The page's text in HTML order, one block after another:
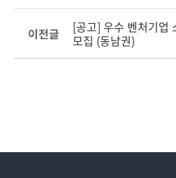
이전글
[공고] 우수 벤처기업
모집 (동남권)